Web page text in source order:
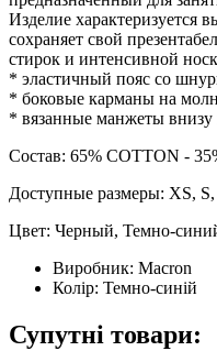
Изделие характеризуется
сохраняет свой
стирок и интенсивной
* эластичный пояс со
* боковые карманы на
* вязанные манжеты внизу
Состав: 65% COTTON -
Доступные размеры: XS,
Цвет: Черный, Темно-
Виробник: Macron
Колір: Темно-синій
Супутні товари: